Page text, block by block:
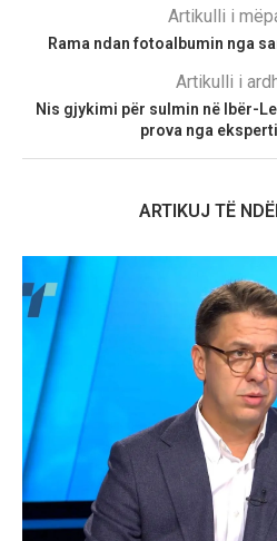
Artikulli i
Rama ndan fotoalbumin nga
Artikulli i
Nis gjykimi për sulmin në Ibër-
prova nga
ARTIKUJ TË